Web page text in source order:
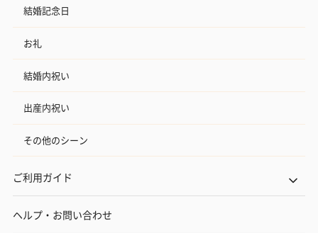
結婚記念日
お礼
結婚内祝い
出産内祝い
その他のシーン
ご利用ガイド
ヘルプ・お問い合わせ